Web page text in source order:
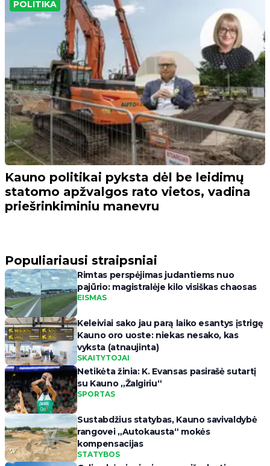
POLITIKA
Kauno politikai pyksta dėl be leidimų
statomo apžvalgos rato vietos, vadina
priešrinkiminiu manevru
Populiariausi straipsniai
Rimtas perspėjimas judantiems nuo
pajūrio: magistralėje kilo visiškas chaosas
EISMAS
Keleiviai sako jau parą laiko esantys įstrigę
Kauno oro uoste: niekas nesako, kas
vyksta (atnaujinta)
SKAITYTOJAI
Netikėta žinia: K. Evansas pasirašė sutartį
su Kauno „Žalgiriu“
SPORTAS
Sustabdžius statybas, Kauno savivaldybė
rangovei „Autokausta“ mokės
kompensacijas
STATYBOS